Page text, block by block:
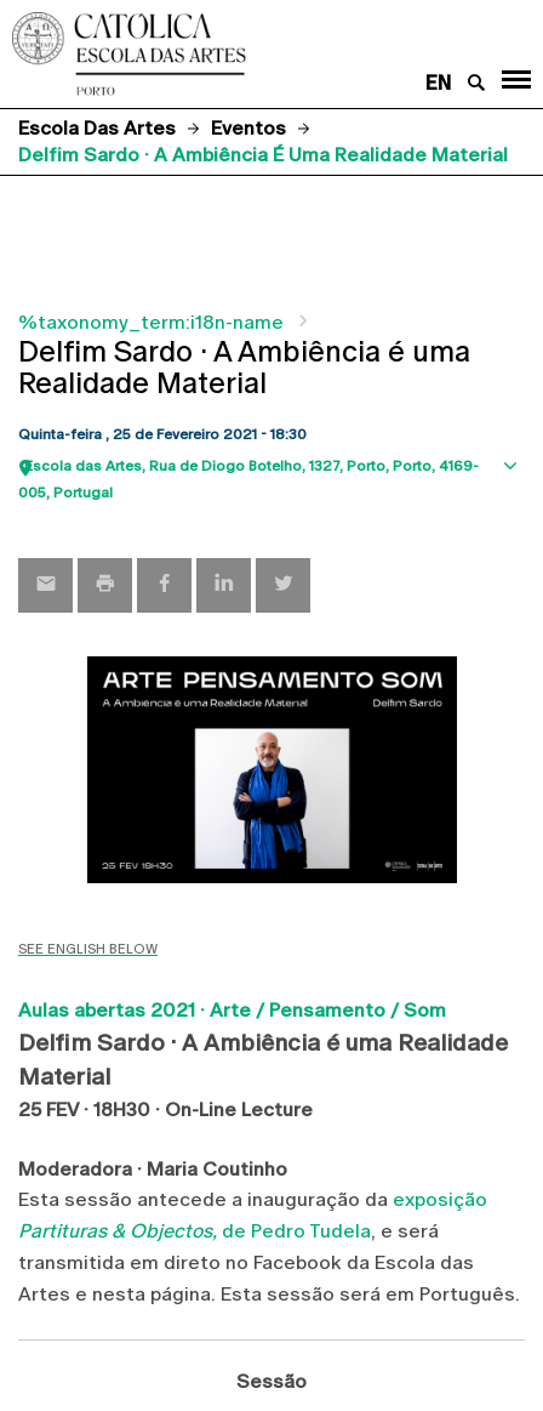
EN
Escola Das Artes
Eventos
Delfim Sardo · A Ambiência É Uma Realidade Material
%taxonomy_term:i18n-name
Delfim Sardo · A Ambiência é uma
Realidade Material
Quinta-feira , 25 de Fevereiro 2021 - 18:30
Escola das Artes Rua de Diogo Botelho, 1327 Porto Porto 4169-
005 Portugal
SEE ENGLISH BELOW
Aulas abertas 2021 · Arte / Pensamento / Som
Delfim Sardo · A Ambiência é uma Realidade
Material
25 FEV · 18H30 · On-Line Lecture
Moderadora · Maria Coutinho
Esta sessão antecede a inauguração da exposição
Partituras & Objectos, de Pedro Tudela, e será
transmitida em direto no Facebook da Escola das
Artes e nesta página. Esta sessão será em Português.
Sessão